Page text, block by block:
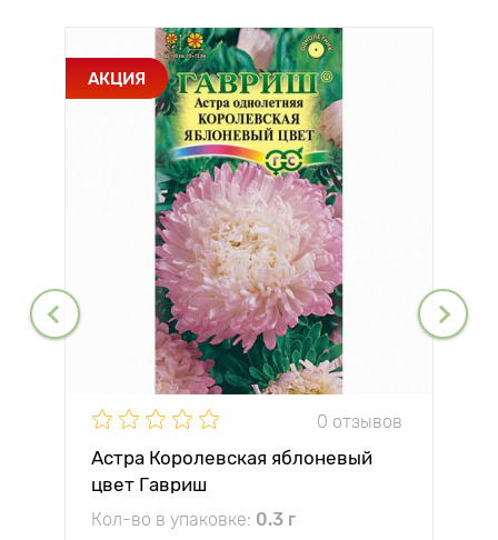
АКЦИЯ
0 отзывов
Астра Королевская яблоневый
цвет Гавриш
Кол-во в упаковке: 0.3 г